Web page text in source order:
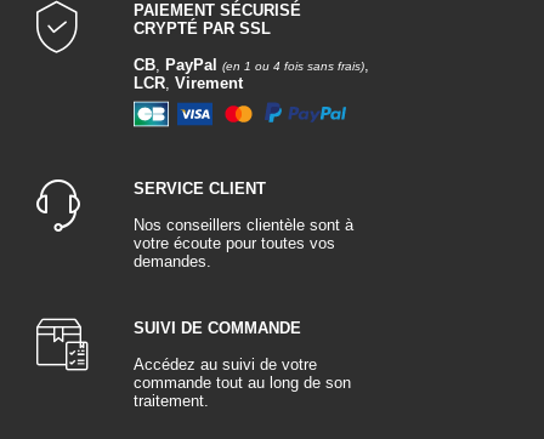
PAIEMENT SÉCURISÉ
CRYPTÉ PAR SSL
CB, PayPal (en 1 ou 4 fois sans frais),
LCR, Virement
SERVICE CLIENT
Nos conseillers clientèle sont à
votre écoute pour toutes vos
demandes.
SUIVI DE COMMANDE
Accédez au suivi de votre
commande tout au long de son
traitement.